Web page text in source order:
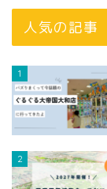
人気の記事
1
2